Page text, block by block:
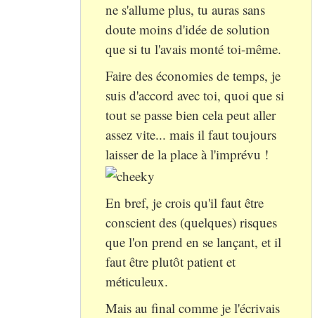
ne s'allume plus, tu auras sans
doute moins d'idée de solution
que si tu l'avais monté toi-même.
Faire des économies de temps, je
suis d'accord avec toi, quoi que si
tout se passe bien cela peut aller
assez vite... mais il faut toujours
laisser de la place à l'imprévu !
En bref, je crois qu'il faut être
conscient des (quelques) risques
que l'on prend en se lançant, et il
faut être plutôt patient et
méticuleux.
Mais au final comme je l'écrivais